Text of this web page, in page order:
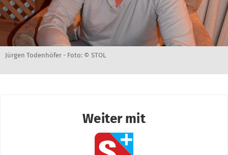
Jürgen Todenhöfer - Foto: © STOL